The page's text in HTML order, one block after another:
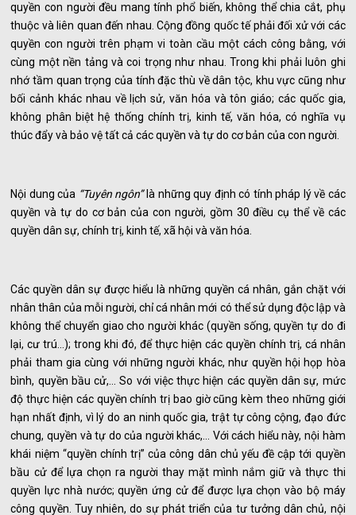
quyền con người đều mang tính phổ biến, không thể chia cắt, phụ
thuộc và liên quan đến nhau. Cộng đồng quốc tế phải đối xử với các
quyền con người trên phạm vi toàn cầu một cách công bằng, với
cùng một nền tảng và coi trọng như nhau. Trong khi phải luôn ghi
nhớ tầm quan trọng của tính đặc thù về dân tộc, khu vực cũng như
bối cảnh khác nhau về lịch sử, văn hóa và tôn giáo; các quốc gia,
không phân biệt hệ thống chính trị, kinh tế, văn hóa, có nghĩa vụ
thúc đẩy và bảo vệ tất cả các quyền và tự do cơ bản của con người.
Nội dung của “Tuyên ngôn”là những quy định có tính pháp lý về các
quyền và tự do cơ bản của con người, gồm 30 điều cụ thể về các
quyền dân sự, chính trị, kinh tế, xã hội và văn hóa.
Các quyền dân sự được hiểu là những quyền cá nhân, gắn chặt với
nhân thân của mỗi người, chỉ cá nhân mới có thể sử dụng độc lập và
không thể chuyển giao cho người khác (quyền sống, quyền tự do đi
lại, cư trú...); trong khi đó, để thực hiện các quyền chính trị, cá nhân
phải tham gia cùng với những người khác, như quyền hội họp hòa
bình, quyền bầu cử,... So với việc thực hiện các quyền dân sự, mức
độ thực hiện các quyền chính trị bao giờ cũng kèm theo những giới
hạn nhất định, vì lý do an ninh quốc gia, trật tự công cộng, đạo đức
chung, quyền và tự do của người khác,... Với cách hiểu này, nội hàm
khái niệm “quyền chính trị” của công dân chủ yếu đề cập tới quyền
bầu cử để lựa chọn ra người thay mặt mình nắm giữ và thực thi
quyền lực nhà nước; quyền ứng cử để được lựa chọn vào bộ máy
công quyền. Tuy nhiên, do sự phát triển của tư tưởng dân chủ, nội